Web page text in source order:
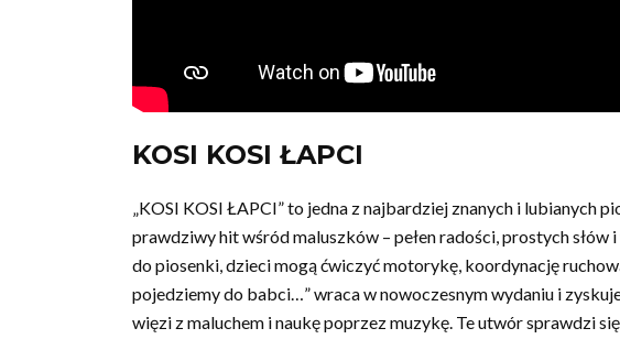
KOSI KOSI ŁAPCI
„KOSI KOSI ŁAPCI” to jedna z najbardziej znanych i lubianych
prawdziwy hit wśród maluszków – pełen radości, prostych
do piosenki, dzieci mogą ćwiczyć motorykę, koordynację
pojedziemy do babci…” wraca w nowoczesnym wydaniu i
więzi z maluchem i naukę poprzez muzykę. Te utwór sprawdzi